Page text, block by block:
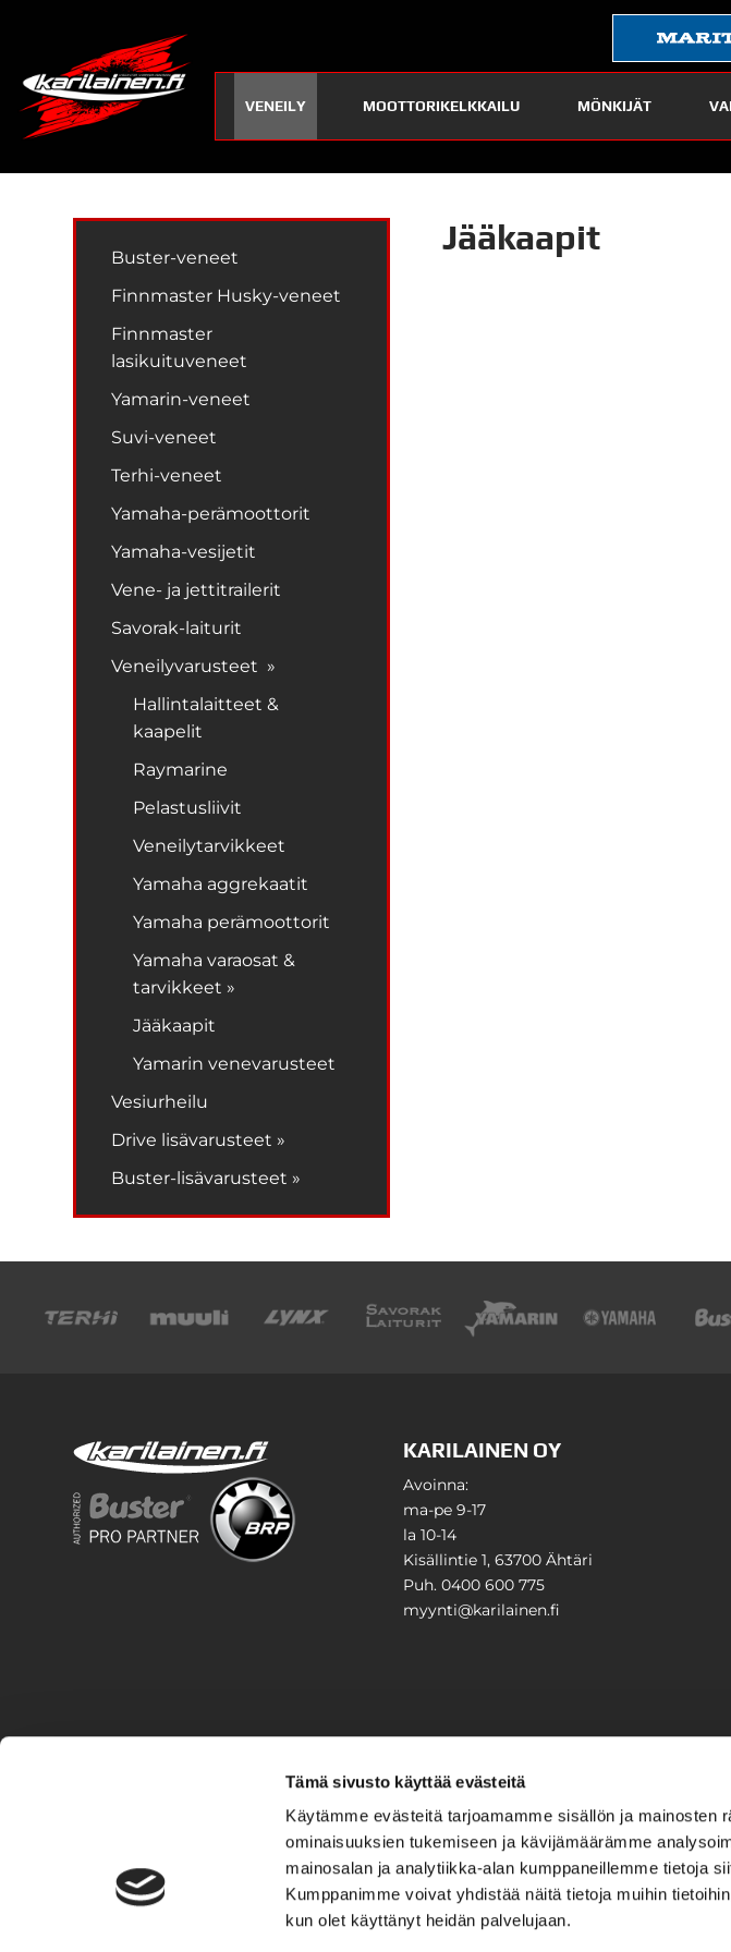
Tämä sivusto käyttää evästeitä
Käytämme evästeitä tarjoamamme sisällön ja mainosten
ominaisuuksien tukemiseen ja kävijämäärämme
mainosalan ja analytiikka-alan kumppaneillemme tietoja
Kumppanimme voivat yhdistää näitä tietoja muihin
kun olet käyttänyt heidän palvelujaan.
VENEILY MOOTTORIKELKKAILU MÖNKIJÄT
Buster-veneet
Finnmaster Husky-veneet
Finnmaster
lasikuituveneet
Yamarin-veneet
Suvi-veneet
Terhi-veneet
Yamaha-perämoottorit
Yamaha-vesijetit
Vene- ja jettitrailerit
Savorak-laiturit
Veneilyvarusteet »
Hallintalaitteet &
kaapelit
Raymarine
Pelastusliivit
Veneilytarvikkeet
Yamaha aggrekaatit
Yamaha perämoottorit
Yamaha varaosat &
tarvikkeet »
Jääkaapit
Yamarin venevarusteet
Vesiurheilu
Drive lisävarusteet »
Buster-lisävarusteet »
Jääkaapit
KARILAINEN OY
Avoinna:
ma-pe 9-17
la 10-14
Kisällintie 1, 63700 Ähtäri
Puh. 0400 600 775
myynti@karilainen.fi
PIHA & PUUTARHA
Stiga
VAIHTOLAITTEET
Veneet
Kelkat ja mönkijät